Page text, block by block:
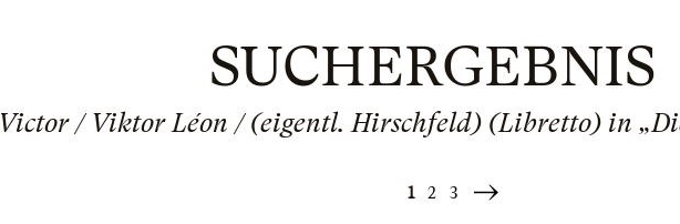
SUCHERGEBNIS
Victor / Viktor Léon / (eigentl. Hirschfeld) (Libretto) in
1 2 3
Weiter